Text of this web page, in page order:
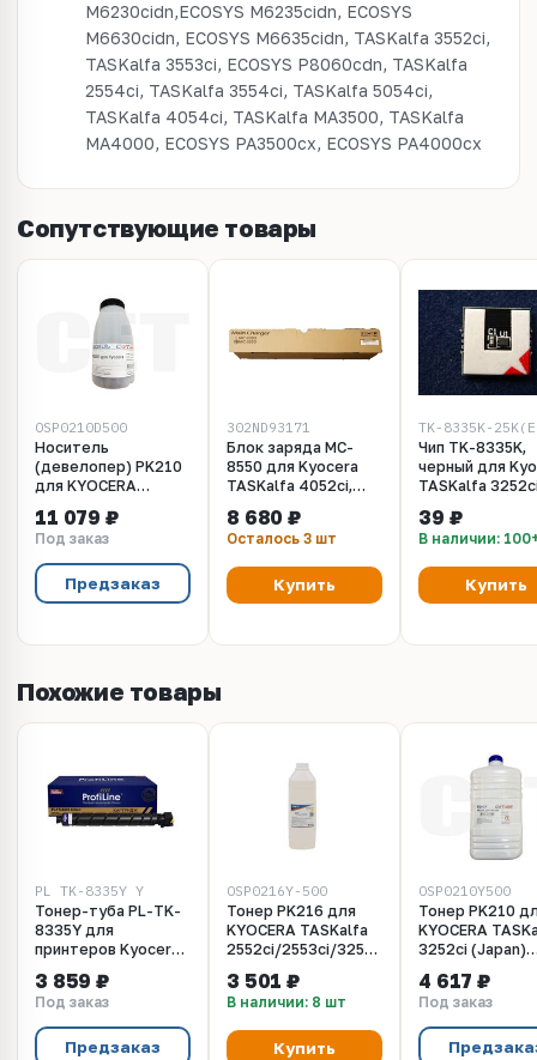
M6230cidn,ECOSYS M6235cidn, ECOSYS
M6630cidn, ECOSYS M6635cidn, TASKalfa 3552ci,
TASKalfa 3553ci, ECOSYS P8060cdn, TASKalfa
2554ci, TASKalfa 3554ci, TASKalfa 5054ci,
TASKalfa 4054ci, TASKalfa MA3500, TASKalfa
MA4000, ECOSYS PA3500cx, ECOSYS PA4000cx
Сопутствующие товары
OSP0210D500
Носитель
(девелопер) PK210
для KYOCERA
(Japan), 500г/бут,
(унив.),
OSP0210D500
11 079 ₽
Под заказ
Предзаказ
302ND93171
Блок заряда MC-
8550 для Kyocera
TASKalfa 4052ci,
2552ci, 3252ci,
4002i, 5002i, 6002i
8 680 ₽
Осталось 3 шт
Купить
TK-8335K-
Чип TK-8335K,
черный для
TASKalfa
39 ₽
В наличии:
Купить
Похожие товары
PL_TK-8335Y_Y
Тонер-туба PL-TK-
8335Y для
принтеров Kyocera
Yellow 15000 копий
ProfiLine
3 859 ₽
Под заказ
Предзаказ
OSP0216Y-500
Тонер PK216 для
KYOCERA TASKalfa
2552ci/2553ci/3252ci/3253ci/4053ci
500г/бут, (унив.),
OSP0216Y-500
3 501 ₽
В наличии: 8 шт
Купить
OSP0210Y500
Тонер PK210
KYOCERA
3252ci (Japan)
(унив.),
OSP0210Y500
4 617 ₽
Под заказ